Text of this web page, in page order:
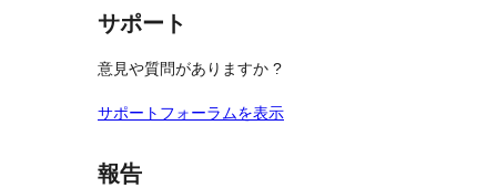
サポート
意見や質問がありますか ?
サポートフォーラムを表示
報告